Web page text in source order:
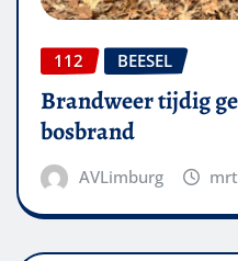
112 BEESEL
Brandweer tijdig
bosbrand
AVLimburg